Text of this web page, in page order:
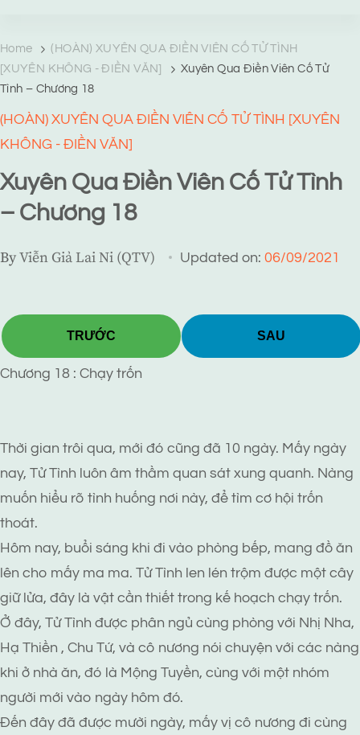
Home
(HOÀN) XUYÊN QUA ĐIỀN VIÊN CỐ TỬ TÌNH
[XUYÊN KHÔNG - ĐIỀN VĂN]
Xuyên Qua Điền Viên Cố Tử
Tình – Chương 18
(HOÀN) XUYÊN QUA ĐIỀN VIÊN CỐ TỬ TÌNH [XUYÊN
KHÔNG - ĐIỀN VĂN]
Xuyên Qua Điền Viên Cố Tử Tình
– Chương 18
ByViễn Giả Lai Ni (QTV) Updated on: 06/09/2021
TRƯỚC SAU
Chương 18 : Chạy trốn
Thời gian trôi qua, mới đó cũng đã 10 ngày. Mấy ngày
nay, Tử Tình luôn âm thầm quan sát xung quanh. Nàng
muốn hiểu rõ tình huống nơi này, để tìm cơ hội trốn
thoát.
Hôm nay, buổi sáng khi đi vào phòng bếp, mang đồ ăn
lên cho mấy ma ma. Tử Tình len lén trộm được một cây
giữ lửa, đây là vật cần thiết trong kế hoạch chạy trốn.
Ở đây, Tử Tình được phân ngủ cùng phòng với Nhị Nha,
Hạ Thiền , Chu Tứ, và cô nương nói chuyện với các nàng
khi ở nhà ăn, đó là Mộng Tuyền, cùng với một nhóm
người mới vào ngày hôm đó.
Đến đây đã được mười ngày, mấy vị cô nương đi cùng